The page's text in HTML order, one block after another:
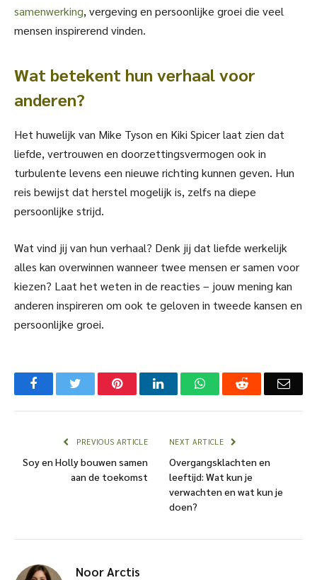
samenwerking, vergeving en persoonlijke groei die veel
mensen inspirerend vinden.
Wat betekent hun verhaal voor
anderen?
Het huwelijk van Mike Tyson en Kiki Spicer laat zien dat
liefde, vertrouwen en doorzettingsvermogen ook in
turbulente levens een nieuwe richting kunnen geven. Hun
reis bewijst dat herstel mogelijk is, zelfs na diepe
persoonlijke strijd.
Wat vind jij van hun verhaal? Denk jij dat liefde werkelijk
alles kan overwinnen wanneer twee mensen er samen voor
kiezen? Laat het weten in de reacties – jouw mening kan
anderen inspireren om ook te geloven in tweede kansen en
persoonlijke groei.
FacebookTwitter PinterestLinkedInWhatsAppReddit
PREVIOUS ARTICLE
Soy en Holly bouwen samen
aan de toekomst
NEXT ARTICLE
Overgangsklachten en
leeftijd: Wat kun je
verwachten en wat kun je
doen?
Noor Arctis